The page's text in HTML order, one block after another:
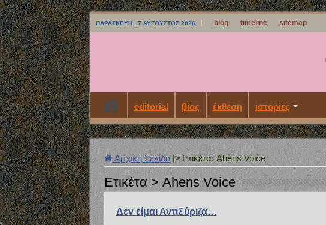
ΠΑΡΑΣΚΕΥΉ , 7 ΑΎΓΟΥΣΤΟΣ 2026 blog timeline sitemap
editorial βίος έκθεση ιστορίες
Αρχική Σελίδα |>Ετικέτα:Ahens Voice
Ετικέτα >Ahens Voice
Δεν είμαι ΑντιΣύριζα…